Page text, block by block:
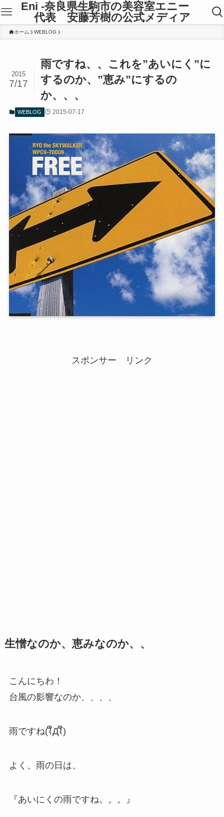
Eni -奈良県生駒市の美容室エニー
代表 安藤芳樹の公式メディア
ホーム WEBLOG
雨ですね、、これを”あいにく”に
するのか、”恵み”にするの
か、、、
2015
7/17
WEBLOG 2015-07-17
スポンサー リンク
生憎なのか、恵みなのか、、
こんにちわ！
台風の影響なのか、、、、
雨ですね(⌇ຶД⌇ຶ)
よく、雨の日は、
『あいにくの雨ですね。。。』